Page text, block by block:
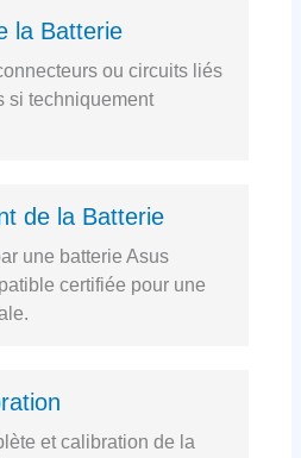
la Batterie
ou circuits liés
si techniquement
de la Batterie
une batterie Asus
certifiée pour une
et calibration de la